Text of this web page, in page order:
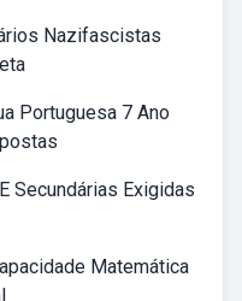
Nazifascistas
Portuguesa 7 Ano
Secundárias Exigidas
Matemática